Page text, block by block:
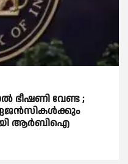
ഭീഷണി വേണ്ട ;
ആര്‍ബിഐ